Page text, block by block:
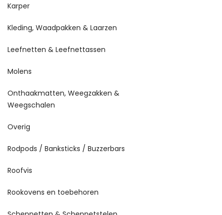
Karper
Kleding, Waadpakken & Laarzen
Leefnetten & Leefnettassen
Molens
Onthaakmatten, Weegzakken &
Weegschalen
Overig
Rodpods / Banksticks / Buzzerbars
Roofvis
Rookovens en toebehoren